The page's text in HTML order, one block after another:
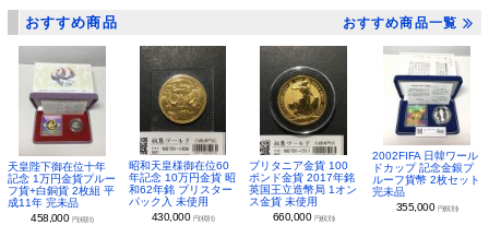
おすすめ商品 おすすめ商品一覧
天皇陛下御在位十年
記念 1万円金貨プルー
フ貨+白銅貨 2枚組 平
成11年 完未品
458,000 円(税別)
昭和天皇様御在位60
年記念 10万円金貨 昭
和62年銘 ブリスター
パック入 未使用
430,000 円(税別)
ブリタニア金貨 100
ポンド金貨 2017年銘
英国王立造幣局 1オン
ス金貨 未使用
660,000 円(税別)
2002FIFA 日韓ワール
ドカップ 記念金銀プ
ルーフ貨幣 2枚セット
完未品
355,000 円(税別)